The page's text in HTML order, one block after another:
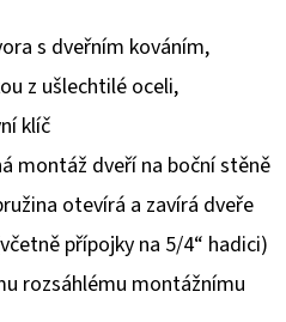
s dveřním kováním,
z ušlechtilé oceli,
klíč
montáž dveří na boční stěně
otevírá a zavírá dveře
přípojky na 5/4“ hadici)
rozsáhlému montážnímu